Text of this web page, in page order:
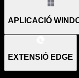
APLICACIÓ
EXTENSIÓ EDGE